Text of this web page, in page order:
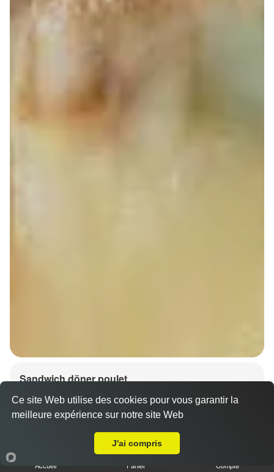
Sandwich döner poulet
Dès7.00 €
Accueil Panier Compte
Ce site Web utilise des cookies pour vous garantir la
meilleure expérience sur notre site Web
J'ai compris